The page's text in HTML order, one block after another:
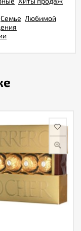
Семье Любимой